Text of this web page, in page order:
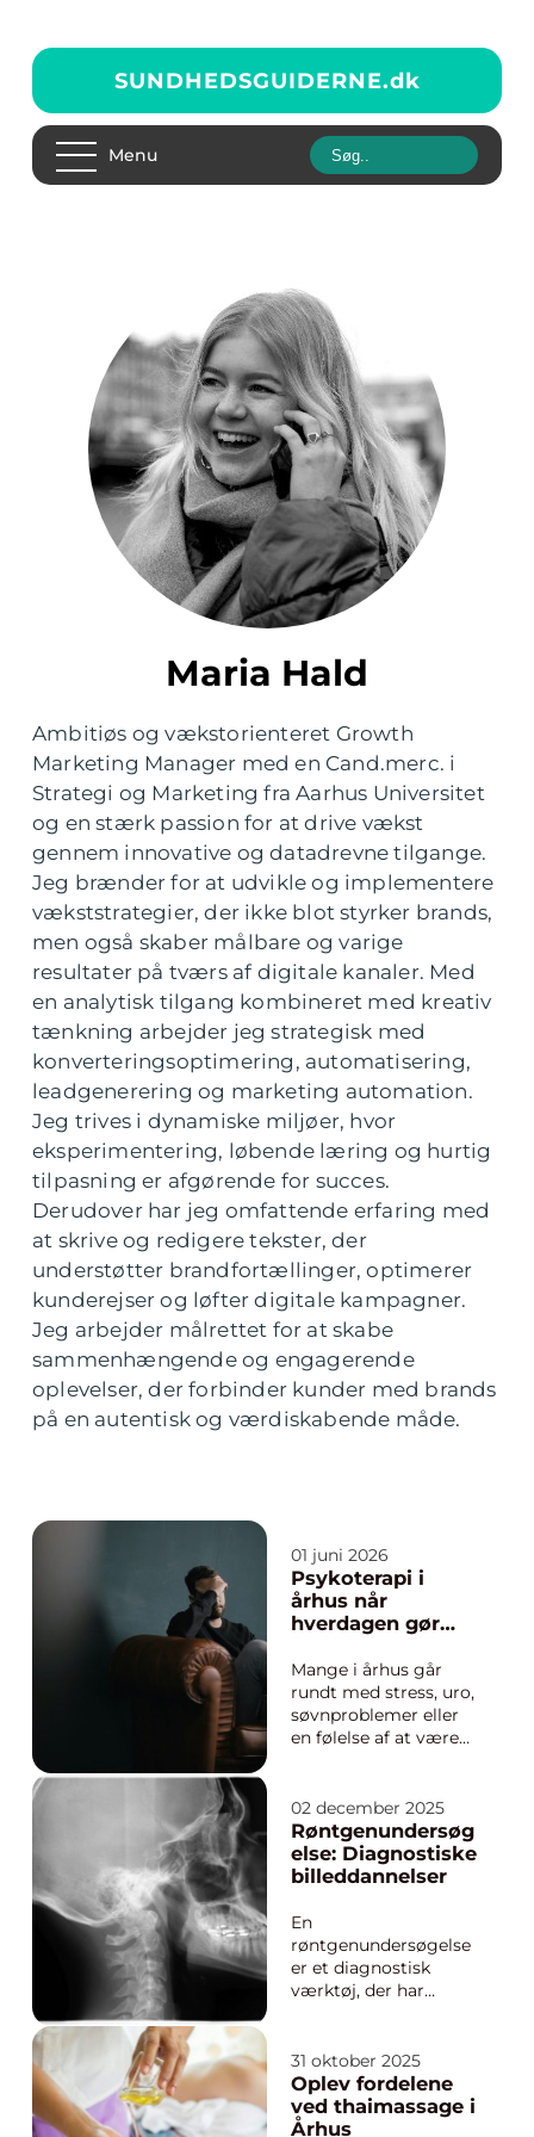
SUNDHEDSGUIDERNE.dk
Menu
Maria Hald
Ambitiøs og vækstorienteret Growth
Marketing Manager med en Cand.merc. i
Strategi og Marketing fra Aarhus Universitet
og en stærk passion for at drive vækst
gennem innovative og datadrevne tilgange.
Jeg brænder for at udvikle og implementere
vækststrategier, der ikke blot styrker brands,
men også skaber målbare og varige
resultater på tværs af digitale kanaler. Med
en analytisk tilgang kombineret med kreativ
tænkning arbejder jeg strategisk med
konverteringsoptimering, automatisering,
leadgenerering og marketing automation.
Jeg trives i dynamiske miljøer, hvor
eksperimentering, løbende læring og hurtig
tilpasning er afgørende for succes.
Derudover har jeg omfattende erfaring med
at skrive og redigere tekster, der
understøtter brandfortællinger, optimerer
kunderejser og løfter digitale kampagner.
Jeg arbejder målrettet for at skabe
sammenhængende og engagerende
oplevelser, der forbinder kunder med brands
på en autentisk og værdiskabende måde.
01 juni 2026
Psykoterapi i
århus når
hverdagen gør
Mange i århus går
rundt med stress, uro,
søvnproblemer eller
en følelse af at være
oplevelser mere, end
de har lyst til at
indrømme. Andre
mærker bare, at
uden at lægen kan
finde noget galt....
02 december 2025
Røntgenundersøg
else: Diagnostiske
billeddannelser
En
røntgenundersøgelse
er et diagnostisk
værktøj, der har
uden at udføre
kirurgiske indgreb.
Når man taler om
røntgenstråler,
31 oktober 2025
Oplev fordelene
ved thaimassage i
Århus